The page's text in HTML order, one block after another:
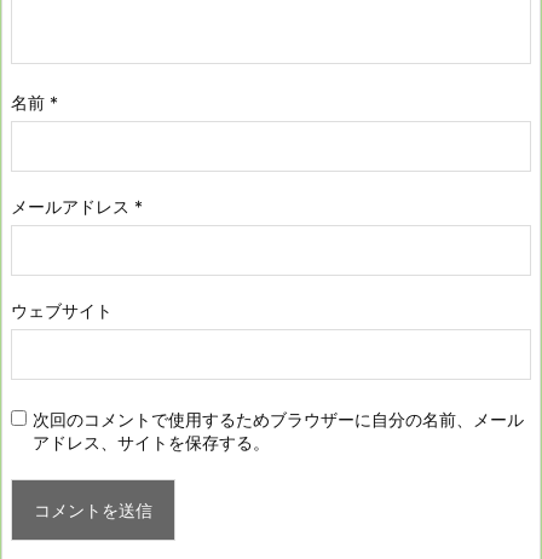
名前 *
メールアドレス *
ウェブサイト
次回のコメントで使用するためブラウザーに自分の名前、メール
アドレス、サイトを保存する。